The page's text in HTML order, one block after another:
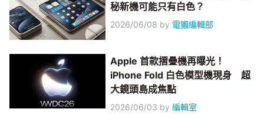
秘新機可能只有白色？
2026/06/08 by 電獺編輯部
Apple 首款摺疊機再曝光！
iPhone Fold 白色模型機現身 超
大鏡頭島成焦點
2026/06/03 by編輯室